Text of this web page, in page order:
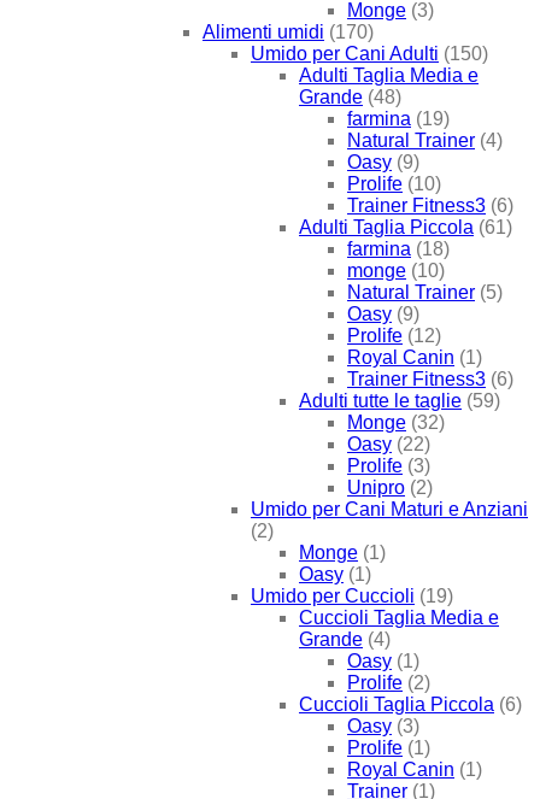
Monge (3)
Alimenti umidi (170)
Umido per Cani Adulti (150)
Adulti Taglia Media e
Grande (48)
farmina (19)
Natural Trainer (4)
Oasy (9)
Prolife (10)
Trainer Fitness3 (6)
Adulti Taglia Piccola (61)
farmina (18)
monge (10)
Natural Trainer (5)
Oasy (9)
Prolife (12)
Royal Canin (1)
Trainer Fitness3 (6)
Adulti tutte le taglie (59)
Monge (32)
Oasy (22)
Prolife (3)
Unipro (2)
Umido per Cani Maturi e Anziani
(2)
Monge (1)
Oasy (1)
Umido per Cuccioli (19)
Cuccioli Taglia Media e
Grande (4)
Oasy (1)
Prolife (2)
Cuccioli Taglia Piccola (6)
Oasy (3)
Prolife (1)
Royal Canin (1)
Trainer (1)